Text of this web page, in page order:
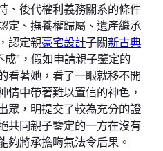
、後代權利義務關系的條件
定、撫養權歸屬、遺產繼承
認定親豪宅設計子關新古典
”，假如申請親子鑒定的
看著她，看了一眼就移不開
情中帶著難以置信的神色，
眾，明提交了較為充分的證
共同親子鑒定的一方在沒有
夠將承擔晦氣法令后果。